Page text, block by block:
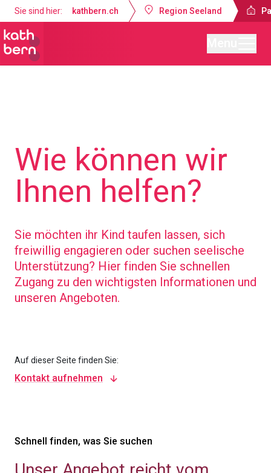
Sie sind hier: kathbern.ch Region Seeland
Wie können wir
Ihnen helfen?
Sie möchten ihr Kind taufen lassen, sich
freiwillig engagieren oder suchen seelische
Unterstützung? Hier finden Sie schnellen
Zugang zu den wichtigsten Informationen und
unseren Angeboten.
Auf dieser Seite finden Sie:
Kontakt aufnehmen
Schnell finden, was Sie suchen